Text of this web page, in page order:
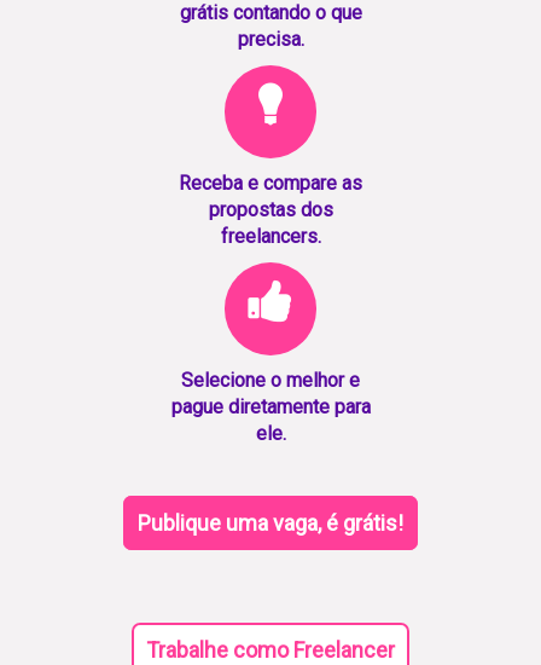
grátis contando o que
precisa.
Receba e compare as
propostas dos
freelancers.
Selecione o melhor e
pague diretamente para
ele.
Publique uma vaga, é grátis!
Trabalhe como Freelancer